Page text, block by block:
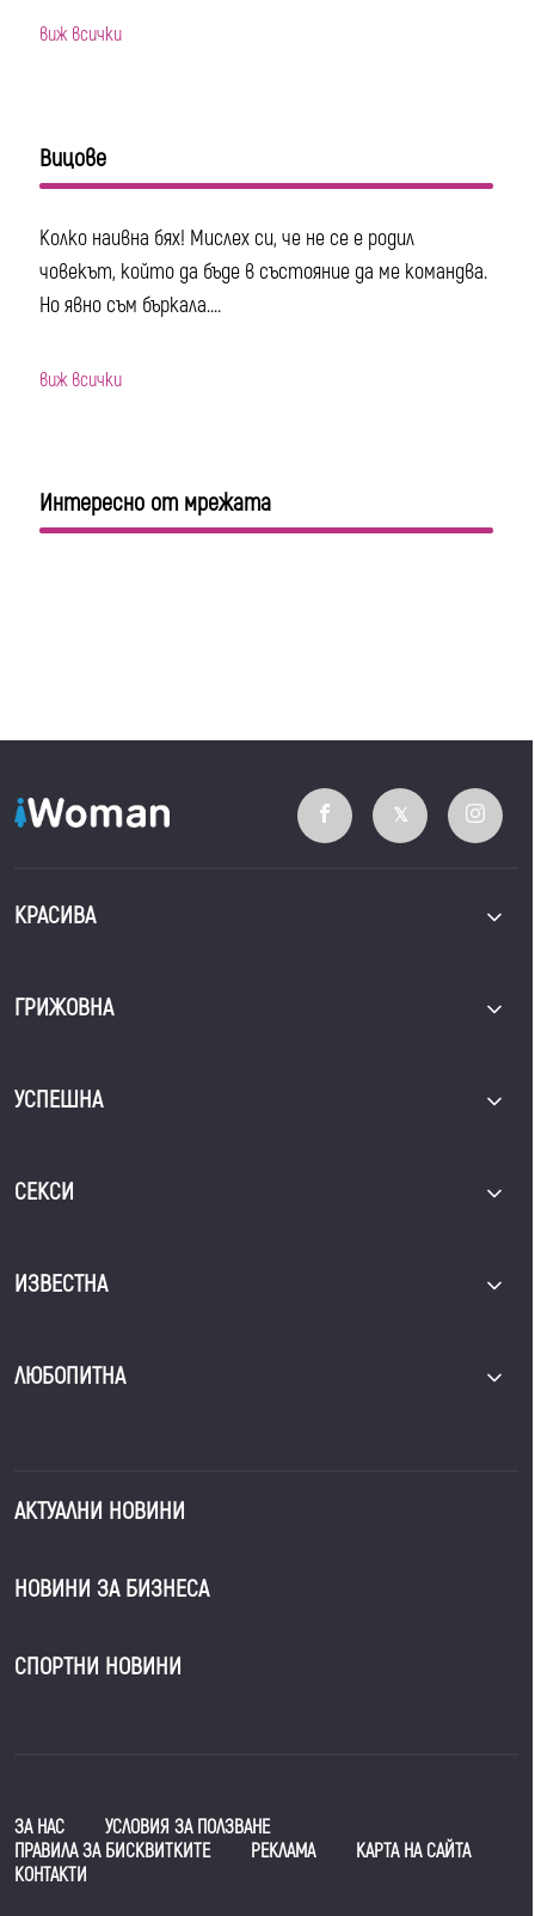
виж всички
Вицове
Колко наивна бях! Мислех си, че не се е родил
човекът, който да бъде в състояние да ме командва.
Но явно съм бъркала....
виж всички
Интересно от мрежата
КРАСИВА
ГРИЖОВНА
УСПЕШНА
СЕКСИ
ИЗВЕСТНА
ЛЮБОПИТНА
АКТУАЛНИ НОВИНИ
НОВИНИ ЗА БИЗНЕСА
СПОРТНИ НОВИНИ
ЗА НАС
УСЛОВИЯ ЗА ПОЛЗВАНЕ
ПРАВИЛА ЗА БИСКВИТКИТЕ
РЕКЛАМА
КАРТА НА САЙТА
КОНТАКТИ